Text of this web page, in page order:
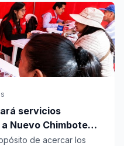
servicios
Nuevo Chimbote
de acercar los